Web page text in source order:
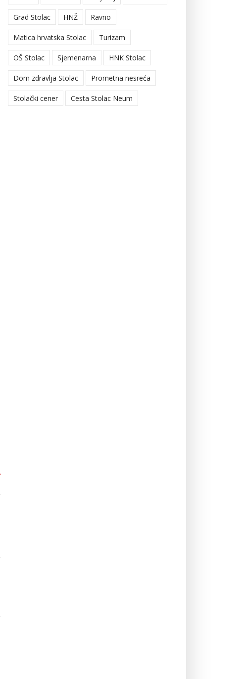
Grad Stolac HNŽ Ravno
Matica hrvatska Stolac Turizam
OŠ Stolac Sjemenarna HNK Stolac
Dom zdravlja Stolac Prometna nesreća
Stolački cener Cesta Stolac Neum